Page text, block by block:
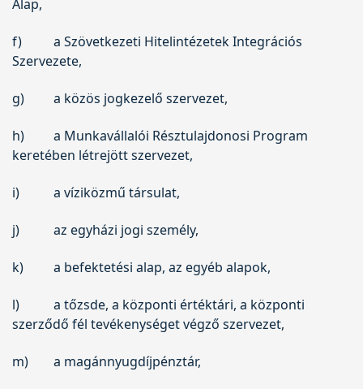
Alap,
f)
a Szövetkezeti Hitelintézetek Integrációs
Szervezete,
g) a közös jogkezelő szervezet,
h)
a Munkavállalói Résztulajdonosi Program
keretében létrejött szervezet,
i) a víziközmű társulat,
j) az egyházi jogi személy,
k) a befektetési alap, az egyéb alapok,
l)
a tőzsde, a központi értéktári, a központi
szerződő fél tevékenységet végző szervezet,
m) a magánnyugdíjpénztár,